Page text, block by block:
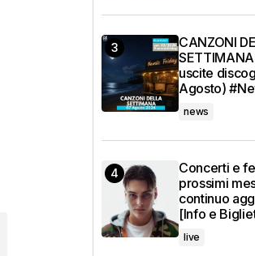
CANZONI
uscite
Agosto)
news
Concerti e
prossimi
continuo
[Info e
live